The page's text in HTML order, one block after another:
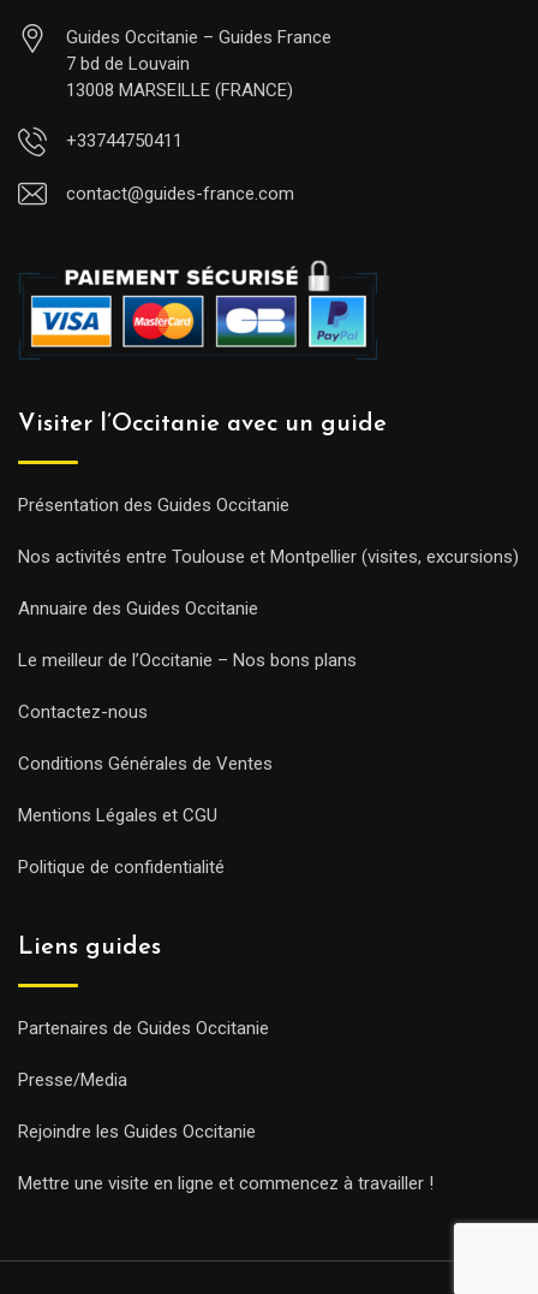
Guides Occitanie – Guides France
7 bd de Louvain
13008 MARSEILLE (FRANCE)
+33744750411
contact@guides-france.com
Visiter l’Occitanie avec un guide
Présentation des Guides Occitanie
Nos activités entre Toulouse et Montpellier (visites, excursions)
Annuaire des Guides Occitanie
Le meilleur de l’Occitanie – Nos bons plans
Contactez-nous
Conditions Générales de Ventes
Mentions Légales et CGU
Politique de confidentialité
Liens guides
Partenaires de Guides Occitanie
Presse/Media
Rejoindre les Guides Occitanie
Mettre une visite en ligne et commencez à travailler !